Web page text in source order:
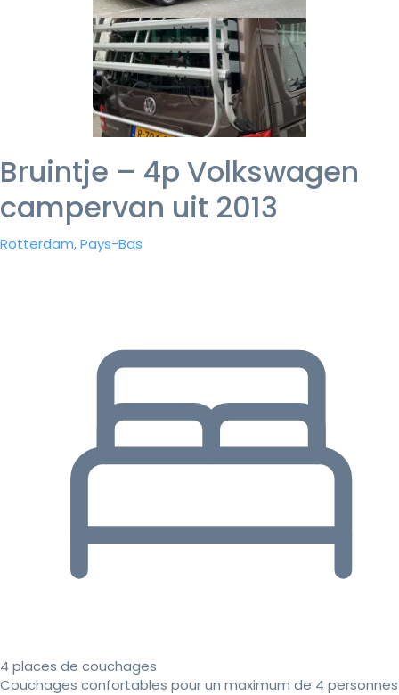
Bruintje – 4p Volkswagen
campervan uit 2013
Rotterdam, Pays-Bas
4 places de couchages
Couchages confortables pour un maximum de 4 personnes